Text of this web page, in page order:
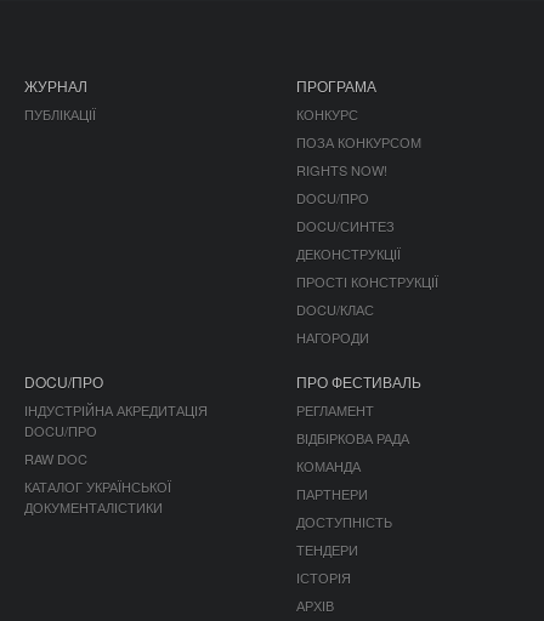
ЖУРНАЛ
ПУБЛІКАЦІЇ
ПРОГРАМА
КОНКУРС
ПОЗА КОНКУРСОМ
RIGHTS NOW!
DOCU/ПРО
DOCU/СИНТЕЗ
ДЕКОНСТРУКЦІЇ
ПРОСТІ КОНСТРУКЦІЇ
DOCU/КЛАС
НАГОРОДИ
DOCU/ПРО
ІНДУСТРІЙНА АКРЕДИТАЦІЯ
DOCU/ПРО
RAW DOC
КАТАЛОГ УКРАЇНСЬКОЇ
ДОКУМЕНТАЛІСТИКИ
ПРО ФЕСТИВАЛЬ
РЕГЛАМЕНТ
ВІДБІРКОВА РАДА
КОМАНДА
ПАРТНЕРИ
ДОСТУПНІСТЬ
ТЕНДЕРИ
ІСТОРІЯ
АРХІВ